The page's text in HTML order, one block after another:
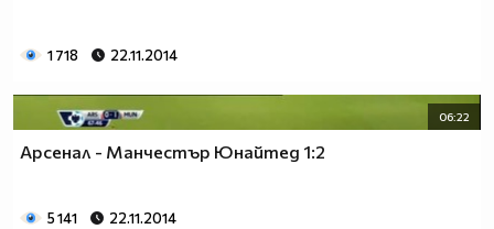
1 718 22.11.2014
06:22
Арсенал - Манчестър Юнайтед 1:2
5 141 22.11.2014